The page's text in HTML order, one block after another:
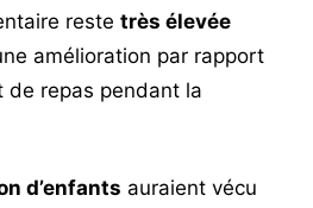
reste très élevée
amélioration par rapport
de repas pendant la
d’enfants auraient vécu